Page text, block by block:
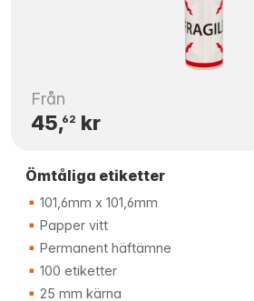
Från
45,62 kr
Ömtåliga etiketter
101,6mm x 101,6mm
Papper vitt
Permanent häftämne
100 etiketter
25 mm kärna